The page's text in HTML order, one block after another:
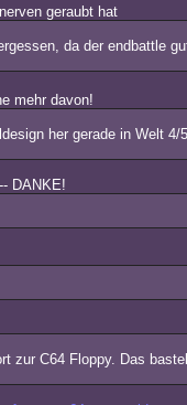
geraubt hat
da der endbattle
mehr davon!
her gerade in Welt 4/
DANKE!
zur C64 Floppy. Das